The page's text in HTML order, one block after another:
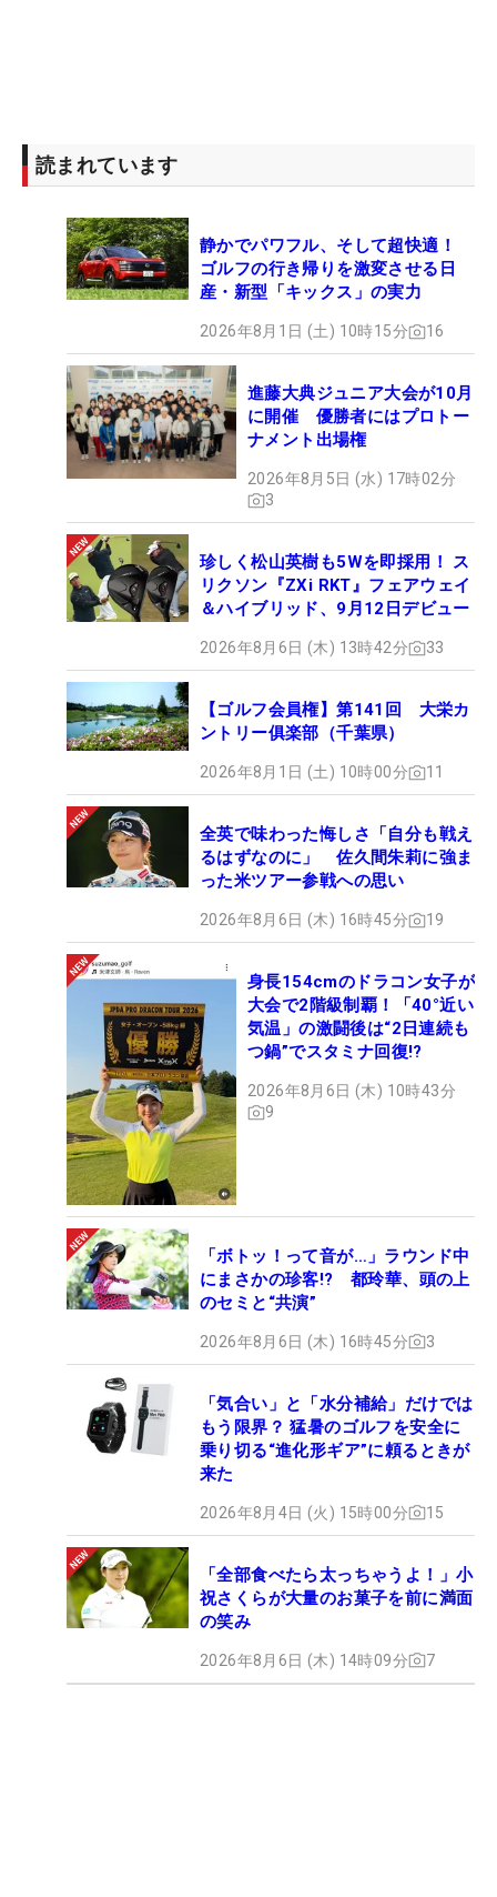
読まれています
静かでパワフル、そして超快適！
ゴルフの行き帰りを激変させる日
産・新型「キックス」の実力
2026年8月1日 (土) 10時15分 16
進藤大典ジュニア大会が10月
に開催 優勝者にはプロトー
ナメント出場権
2026年8月5日 (水) 17時02分
3
珍しく松山英樹も5Wを即採用！ ス
リクソン『ZXi RKT』フェアウェイ
＆ハイブリッド、9月12日デビュー
2026年8月6日 (木) 13時42分 33
【ゴルフ会員権】第141回 大栄カ
ントリー俱楽部（千葉県）
2026年8月1日 (土) 10時00分 11
全英で味わった悔しさ「自分も戦え
るはずなのに」 佐久間朱莉に強ま
った米ツアー参戦への思い
2026年8月6日 (木) 16時45分 19
身長154cmのドラコン女子が
大会で2階級制覇！「40°近い
気温」の激闘後は“2日連続も
つ鍋”でスタミナ回復!?
2026年8月6日 (木) 10時43分
9
「ボトッ！って音が…」ラウンド中
にまさかの珍客!? 都玲華、頭の上
のセミと“共演”
2026年8月6日 (木) 16時45分 3
「気合い」と「水分補給」だけでは
もう限界？ 猛暑のゴルフを安全に
乗り切る“進化形ギア”に頼るときが
来た
2026年8月4日 (火) 15時00分 15
「全部食べたら太っちゃうよ！」小
祝さくらが大量のお菓子を前に満面
の笑み
2026年8月6日 (木) 14時09分 7